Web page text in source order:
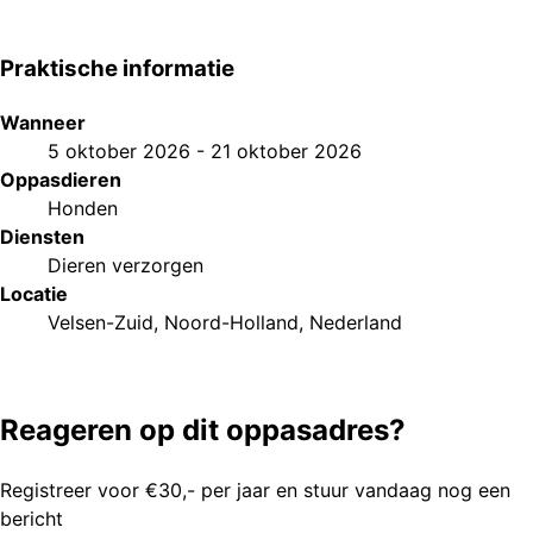
Praktische informatie
Wanneer
5 oktober 2026 - 21 oktober 2026
Oppasdieren
Honden
Diensten
Dieren verzorgen
Locatie
Velsen-Zuid, Noord-Holland, Nederland
Reageren op dit oppasadres?
Registreer voor €30,- per jaar en stuur vandaag nog een
bericht